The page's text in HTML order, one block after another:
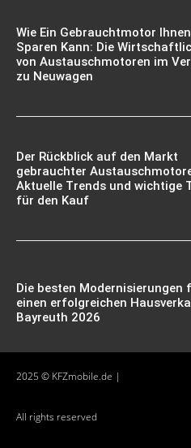
Wie Ein Gebrauchtmotor
Sparen Kann: Die
von Austauschmotoren im
zu Neuwagen
Der Rückblick auf den Markt
gebrauchter
Aktuelle Trends und wichtige
für den Kauf
Die besten Modernisierungen
einen erfolgreichen
Bayreuth 2026
2025 © KFZmobile.de |
All rights reserved